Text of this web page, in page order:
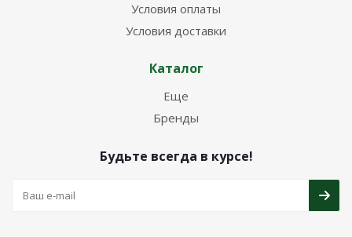
Условия оплаты
Условия доставки
Каталог
Еще
Бренды
Будьте всегда в курсе!